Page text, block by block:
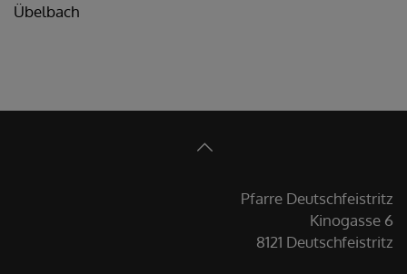
Übelbach
Pfarre Deutschfeistritz
Kinogasse 6
8121 Deutschfeistritz